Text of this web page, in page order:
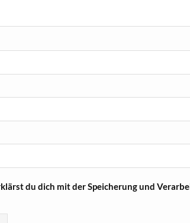
du dich mit der Speicherung und